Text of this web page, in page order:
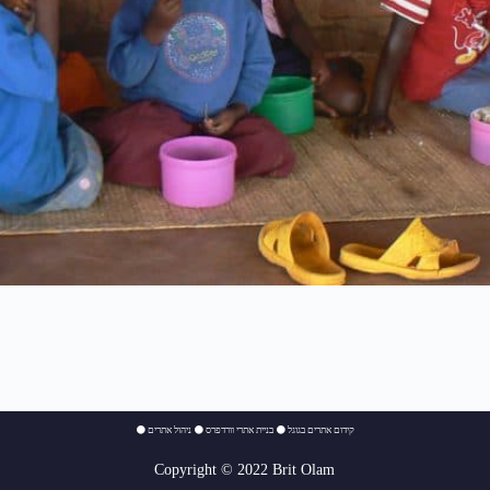
⚫ קידום אתרים בגוגל ⚫בניית אתרי וורדפרס ⚫ניהול אתרים
Copyright © 2022 Brit Olam